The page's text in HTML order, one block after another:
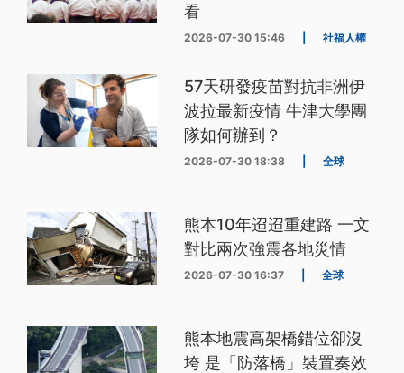
看
2026-07-30 15:46 社福人權
57天研發疫苗對抗非洲伊
波拉最新疫情 牛津大學團
隊如何辦到？
2026-07-30 18:38 全球
熊本10年迢迢重建路 一文
對比兩次強震各地災情
2026-07-30 16:37 全球
熊本地震高架橋錯位卻沒
垮 是「防落橋」裝置奏效